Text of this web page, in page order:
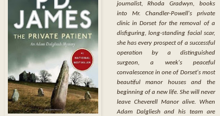
journalist, Rhoda Gradwyn, books
into Mr. Chandler-Powell's private
clinic in Dorset for the removal of a
disfiguring, long-standing facial scar,
she has every prospect of a successful
operation by a distinguished
surgeon, a week's peaceful
convalescence in one of Dorset's most
beautiful manor houses and the
beginning of a new life. She will never
leave Cheverell Manor alive. When
Adam Dalgliesh and his team are